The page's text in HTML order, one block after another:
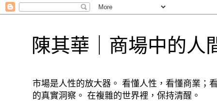
陳其華｜商場中的人
市場是人性的放大器。 看懂人性，看懂商業；
的真實洞察。 在複雜的世界裡，保持清醒。